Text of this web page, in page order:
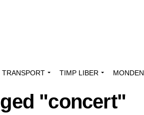
TRANSPORT TIMP LIBER MONDEN
"concert"